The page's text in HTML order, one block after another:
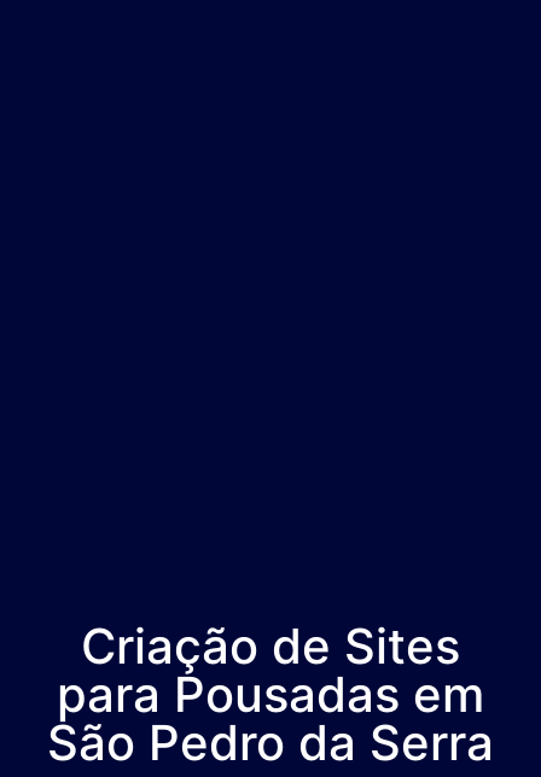
Criação de Sites
para Pousadas em
São Pedro da Serra